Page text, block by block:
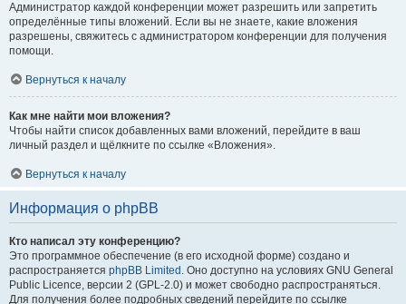
Администратор каждой конференции может разрешить или запретить
определённые типы вложений. Если вы не знаете, какие вложения
разрешены, свяжитесь с администратором конференции для получения
помощи.
Вернуться к началу
Как мне найти мои вложения?
Чтобы найти список добавленных вами вложений, перейдите в ваш
личный раздел и щёлкните по ссылке «Вложения».
Вернуться к началу
Информация о phpBB
Кто написал эту конференцию?
Это программное обеспечение (в его исходной форме) создано и
распространяется phpBB Limited . Оно доступно на условиях GNU General
Public Licence, версии 2 (GPL-2.0) и может свободно распространяться.
Для получения более подробных сведений перейдите по ссылке